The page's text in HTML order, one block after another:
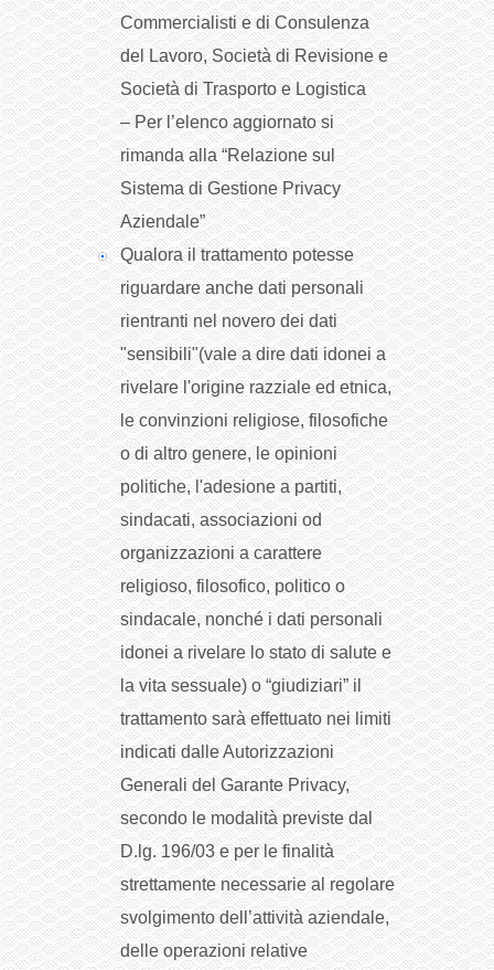
Commercialisti e di Consulenza
del Lavoro, Società di Revisione e
Società di Trasporto e Logistica
– Per l’elenco aggiornato si
rimanda alla “Relazione sul
Sistema di Gestione Privacy
Aziendale”
Qualora il trattamento potesse
riguardare anche dati personali
rientranti nel novero dei dati
"sensibili"(vale a dire dati idonei a
rivelare l'origine razziale ed etnica,
le convinzioni religiose, filosofiche
o di altro genere, le opinioni
politiche, l'adesione a partiti,
sindacati, associazioni od
organizzazioni a carattere
religioso, filosofico, politico o
sindacale, nonché i dati personali
idonei a rivelare lo stato di salute e
la vita sessuale) o “giudiziari” il
trattamento sarà effettuato nei limiti
indicati dalle Autorizzazioni
Generali del Garante Privacy,
secondo le modalità previste dal
D.lg. 196/03 e per le finalità
strettamente necessarie al regolare
svolgimento dell’attività aziendale,
delle operazioni relative